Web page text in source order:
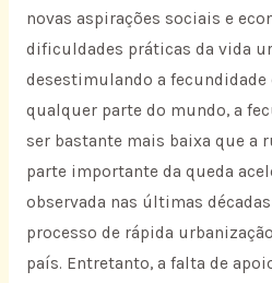
novas aspirações sociais e
dificuldades práticas da vida
desestimulando a fecundidade
qualquer parte do mundo, a
ser bastante mais baixa que a
parte importante da queda
observada nas últimas
processo de rápida
país. Entretanto, a falta de